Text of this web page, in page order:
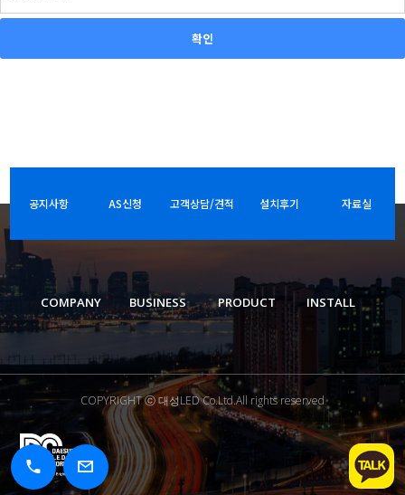
공지사항 AS신청 고객상담/견적 설치후기 자료실
COMPANY BUSINESS PRODUCT INSTALL
COPYRIGHT ⓒ 대성LED Co.Ltd.All rights reserved